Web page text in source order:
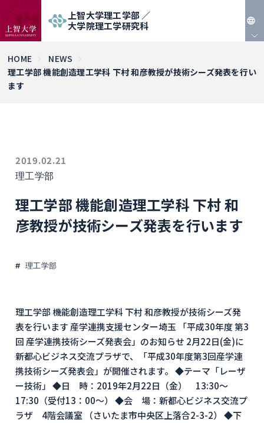
上智大学理工学部 ／
大学院理工学研究科
EN
HOME
NEWS
理工学部 機能創造理工学科 下村 和彦教授が技術シーズ発表を行い
ます
2019.02.21
理工学部
理工学部 機能創造理工学科 下村 和
彦教授が技術シーズ発表を行います
理工学部
理工学部 機能創造理工学科 下村 和彦教授が技術シーズ発
表を行います 産学連携支援センター埼玉 「平成30年度 第3
回 産学連携技術シーズ発表会」のお知らせ 2月22日(金)に
新都心ビジネス交流プラザで、「平成30年度第3回産学連
携技術シーズ発表会」が開催されます。 ◆テーマ「レーザ
ー技術」 ◆日 時：2019年2月22日（金） 13:30～
17:30（受付13：00～） ◆会 場：新都心ビジネス交流プ
ラザ 4階会議室 （さいたま市中央区上落合2-3-2） ◆下